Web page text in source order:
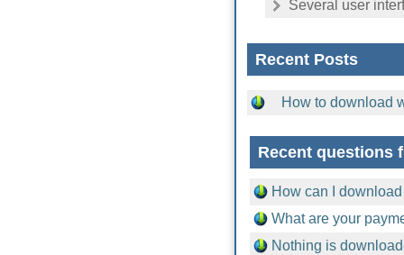
Several user
Recent Posts
How to download
Recent questions
How can I
What are your
Nothing is